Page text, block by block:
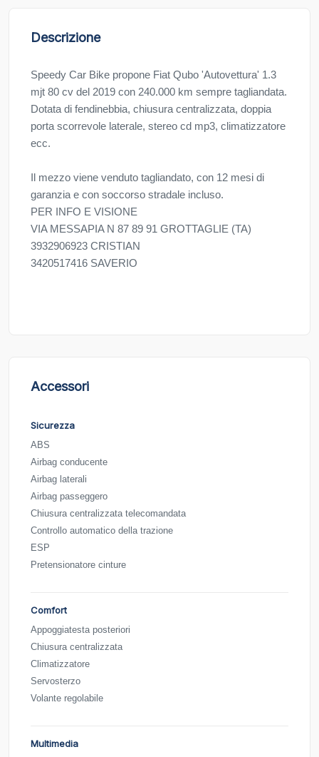
Descrizione
Speedy Car Bike propone Fiat Qubo 'Autovettura' 1.3
mjt 80 cv del 2019 con 240.000 km sempre tagliandata.
Dotata di fendinebbia, chiusura centralizzata, doppia
porta scorrevole laterale, stereo cd mp3, climatizzatore
ecc.
Il mezzo viene venduto tagliandato, con 12 mesi di
garanzia e con soccorso stradale incluso.
PER INFO E VISIONE
VIA MESSAPIA N 87 89 91 GROTTAGLIE (TA)
3932906923 CRISTIAN
3420517416 SAVERIO
Accessori
Sicurezza
ABS
Airbag conducente
Airbag laterali
Airbag passeggero
Chiusura centralizzata telecomandata
Controllo automatico della trazione
ESP
Pretensionatore cinture
Comfort
Appoggiatesta posteriori
Chiusura centralizzata
Climatizzatore
Servosterzo
Volante regolabile
Multimedia